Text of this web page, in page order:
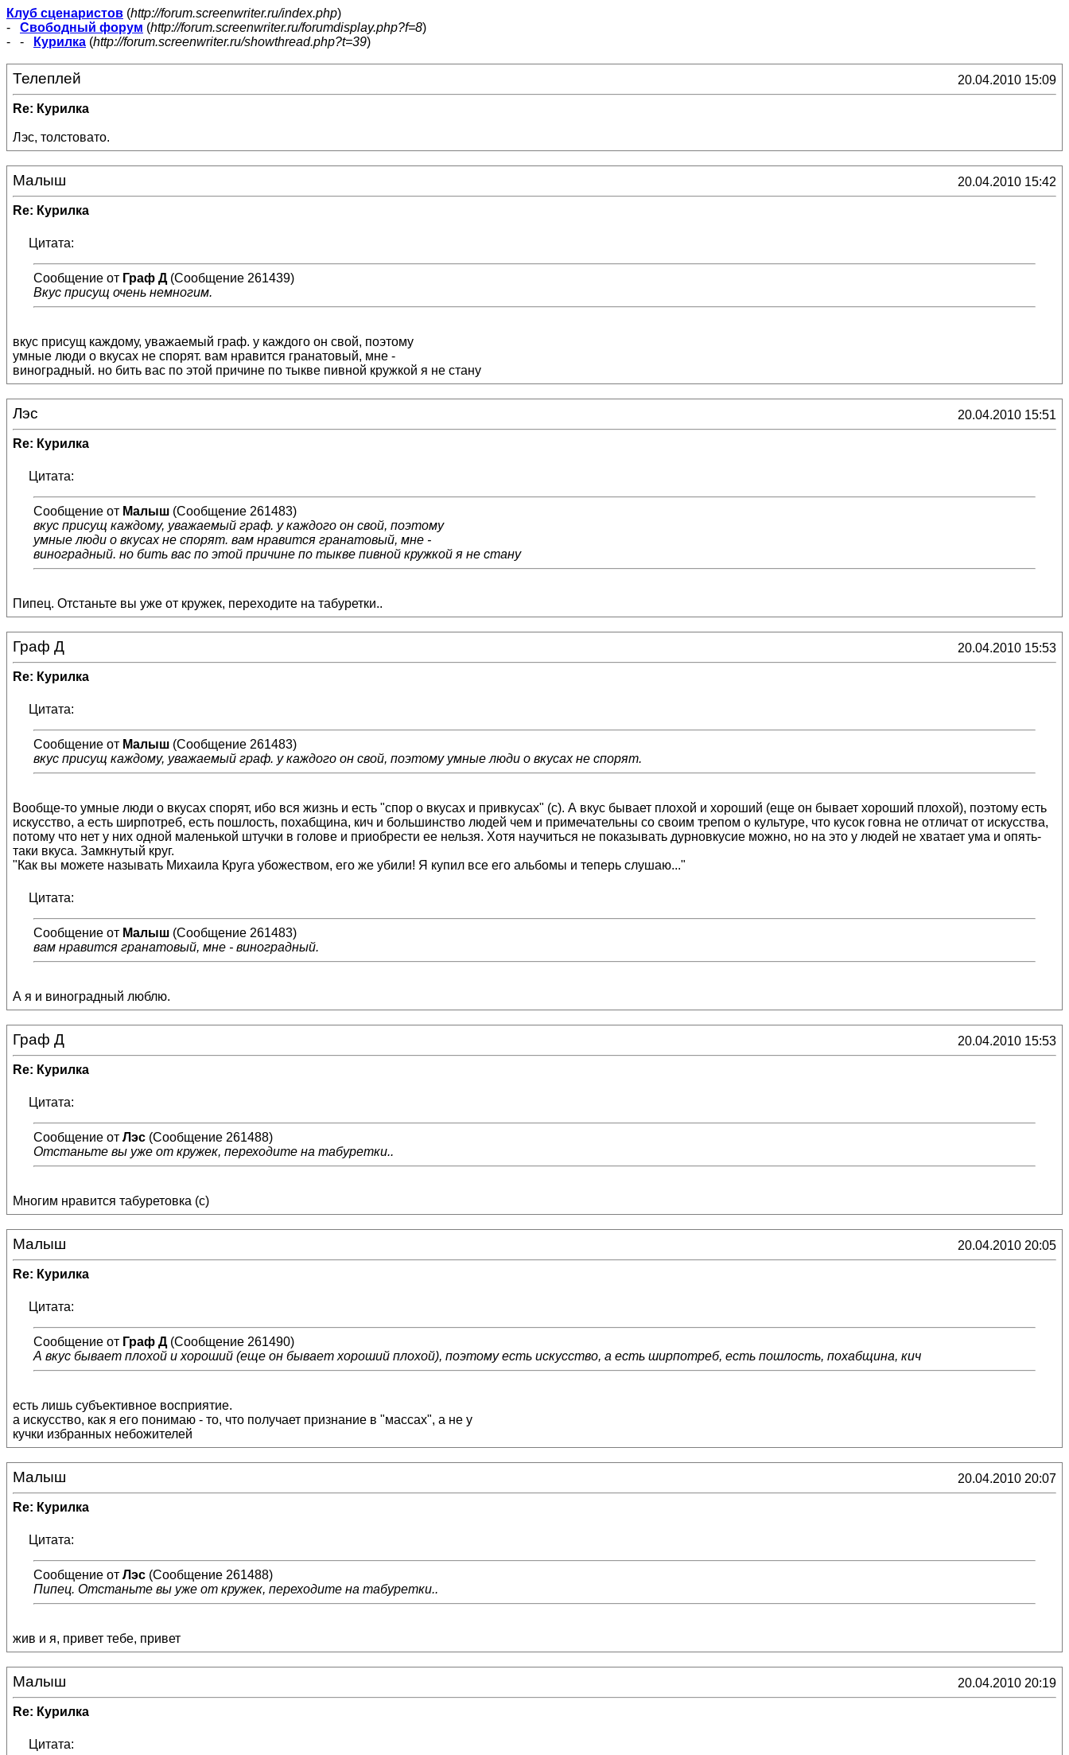
Клуб сценаристов (http://forum.screenwriter.ru/index.php)
- Свободный форум (http://forum.screenwriter.ru/forumdisplay.php?f=8)
- -
Курилка (http://forum.screenwriter.ru/showthread.php?t=39)
Телеплей 20.04.2010 15:09
Re: Курилка
Лэс, толстовато.
Малыш 20.04.2010 15:42
Re: Курилка
Цитата:
Сообщение от Граф Д(Сообщение 261439)
Вкус присущ очень немногим.
вкус присущ каждому, уважаемый граф. у каждого он свой, поэтому
умные люди о вкусах не спорят. вам нравится гранатовый, мне -
виноградный. но бить вас по этой причине по тыкве пивной кружкой я не стану
Лэс 20.04.2010 15:51
Re: Курилка
Цитата:
Сообщение от Малыш (Сообщение 261483)
вкус присущ каждому, уважаемый граф. у каждого он свой, поэтому
умные люди о вкусах не спорят. вам нравится гранатовый, мне -
виноградный. но бить вас по этой причине по тыкве пивной кружкой я не стану
Пипец. Отстаньте вы уже от кружек, переходите на табуретки..
Граф Д 20.04.2010 15:53
Re: Курилка
Цитата:
Сообщение от Малыш (Сообщение 261483)
вкус присущ каждому, уважаемый граф. у каждого он свой, поэтому умные люди о вкусах не спорят.
Вообще-то умные люди о вкусах спорят, ибо вся жизнь и есть "спор о вкусах и привкусах" (с). А вкус бывает плохой и хороший (еще он бывает хороший плохой), поэтому есть
искусство, а есть ширпотреб, есть пошлость, похабщина, кич и большинство людей чем и примечательны со своим трепом о культуре, что кусок говна не отличат от искусства,
потому что нет у них одной маленькой штучки в голове и приобрести ее нельзя. Хотя научиться не показывать дурновкусие можно, но на это у людей не хватает ума и опять-
таки вкуса. Замкнутый круг.
"Как вы можете называть Михаила Круга убожеством, его же убили! Я купил все его альбомы и теперь слушаю..."
Цитата:
Сообщение от Малыш (Сообщение 261483)
вам нравится гранатовый, мне - виноградный.
А я и виноградный люблю.
Граф Д 20.04.2010 15:53
Re: Курилка
Цитата:
Сообщение от Лэс (Сообщение 261488)
Отстаньте вы уже от кружек, переходите на табуретки..
Многим нравится табуретовка (с)
Малыш 20.04.2010 20:05
Re: Курилка
Цитата:
Сообщение от Граф Д(Сообщение 261490)
А вкус бывает плохой и хороший (еще он бывает хороший плохой), поэтому есть искусство, а есть ширпотреб, есть пошлость, похабщина, кич
есть лишь субъективное восприятие.
а искусство, как я его понимаю - то, что получает признание в "массах", а не у
кучки избранных небожителей
Малыш 20.04.2010 20:07
Re: Курилка
Цитата:
Сообщение от Лэс (Сообщение 261488)
Пипец. Отстаньте вы уже от кружек, переходите на табуретки..
жив и я, привет тебе, привет
Малыш 20.04.2010 20:19
Re: Курилка
Цитата: